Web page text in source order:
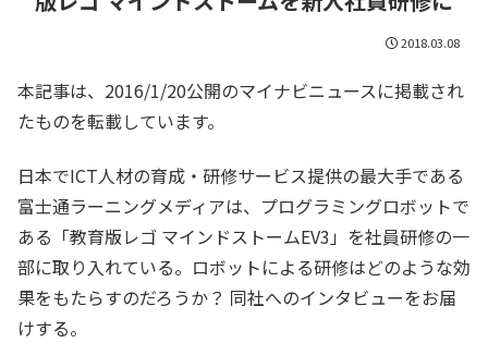
2018.03.08
本記事は、2016/1/20公開のマイナビニュースに掲載され
たものを転載しています。
日本でICT人材の育成・研修サービス提供の最大手である
富士通ラーニングメディアは、プログラミングロボットで
ある「教育版レゴ マインドストームEV3」を社員研修の一
部に取り入れている。ロボットによる研修はどのような効
果をもたらすのだろうか？ 同社へのインタビューをお届
けする。